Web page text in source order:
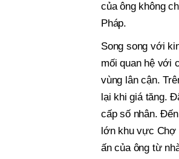
của ông không
Pháp.
Song song với
mối quan hệ với
vùng lân cận.
lại khi giá tăng.
cấp số nhân.
lớn khu vực Chợ
ấn của ông từ